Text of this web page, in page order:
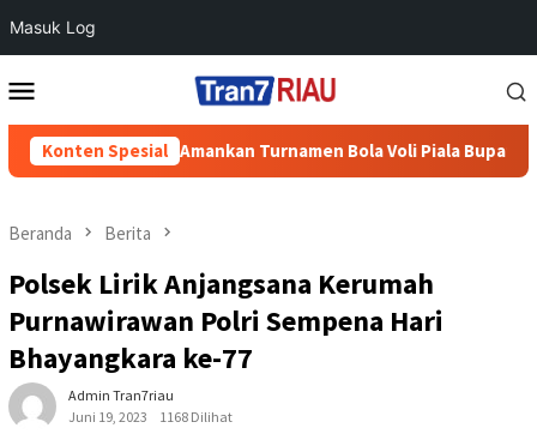
Masuk Log
ke
Mobile
Konten Spesial
Sidoharjo Amankan Turnamen Bola Voli Piala Bupati 2026,
Beranda Berita
Polsek Lirik Anjangsana Kerumah
Purnawirawan Polri Sempena Hari
Bhayangkara ke-77
Admin Tran7riau
Juni 19, 2023
1168 Dilihat